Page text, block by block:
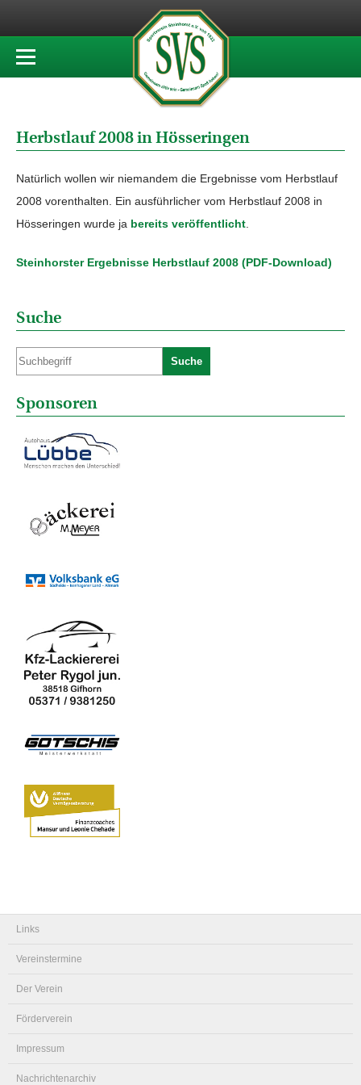
Herbstlauf 2008 in Hösseringen
Natürlich wollen wir niemandem die Ergebnisse vom Herbstlauf
2008 vorenthalten. Ein ausführlicher vom Herbstlauf 2008 in
Hösseringen wurde ja bereits veröffentlicht
Steinhorster Ergebnisse Herbstlauf 2008 (PDF-Download)
Suche
Suche
Sponsoren
Links
Vereinstermine
Der Verein
Förderverein
Impressum
Nachrichtenarchiv